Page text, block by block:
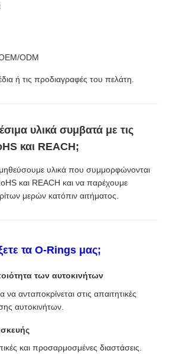
ODM
ή τις προδιαγραφές του πελάτη.
υλικά συμβατά με τις
και REACH;
υλικά που συμμορφώνονται
και REACH και να παρέχουμε
μερών κατόπιν αιτήματος.
τα O-Rings μας;
των αυτοκινήτων
να ανταποκρίνεται στις απαιτητικές
αυτοκινήτων.
και προσαρμοσμένες διαστάσεις.